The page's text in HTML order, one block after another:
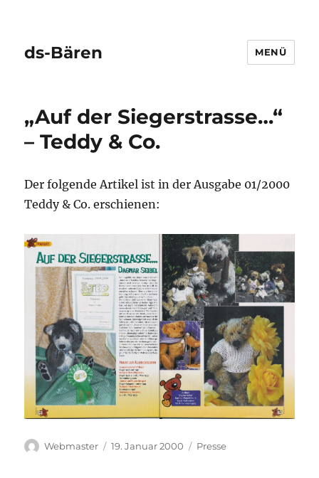
ds-Bären MENÜ
„Auf der Siegerstrasse…“
– Teddy & Co.
Der folgende Artikel ist in der Ausgabe 01/2000
Teddy & Co. erschienen:
Autor
Webmaster
Veröffentlicht
19. Januar 2000 Kategorien
Presse